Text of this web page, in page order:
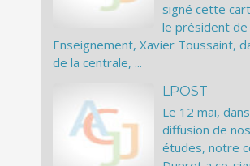
signé cette
le président de
Enseignement, Xavier Toussaint,
de la centrale, ...
LPOST
Le 12 mai,
diffusion de
études, notre